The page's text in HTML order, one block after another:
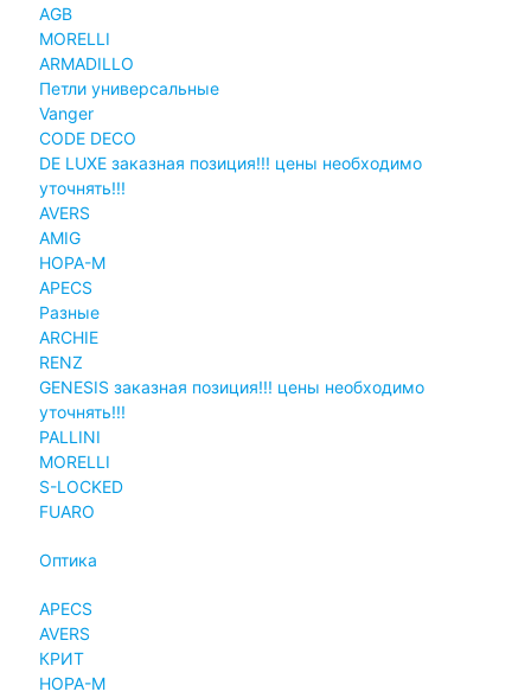
AGB
MORELLI
ARMADILLO
Петли универсальные
Vanger
CODE DECO
DE LUXE заказная позиция!!! цены необходимо
уточнять!!!
AVERS
AMIG
НОРА-М
APECS
Разные
ARCHIE
RENZ
GENESIS заказная позиция!!! цены необходимо
уточнять!!!
PALLINI
MORELLI
S-LOCKED
FUARO
Оптика
APECS
AVERS
КРИТ
НОРА-М